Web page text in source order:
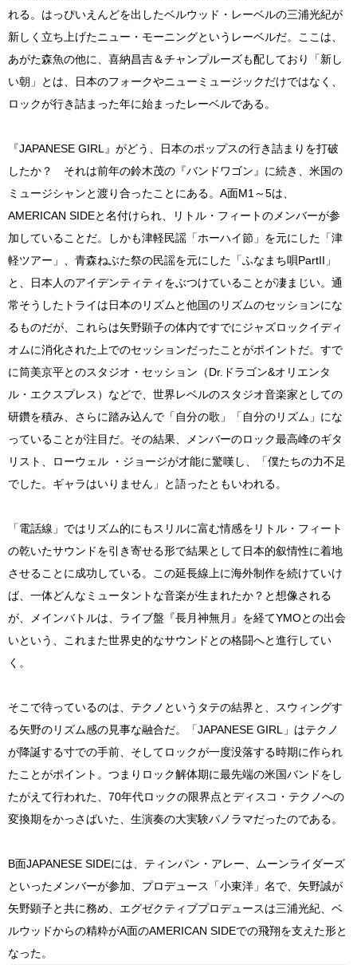
れる。はっぴいえんどを出したベルウッド・レーベルの三浦光紀が
新しく立ち上げたニュー・モーニングというレーベルだ。ここは、
あがた森魚の他に、喜納昌吉＆チャンプルーズも配しており「新し
い朝」とは、日本のフォークやニューミュージックだけではなく、
ロックが行き詰まった年に始まったレーベルである。
『JAPANESE GIRL』がどう、日本のポップスの行き詰まりを打破
したか？ それは前年の鈴木茂の『バンドワゴン』に続き、米国の
ミュージシャンと渡り合ったことにある。A面M1～5は、
AMERICAN SIDEと名付けられ、リトル・フィートのメンバーが参
加していることだ。しかも津軽民謡「ホーハイ節」を元にした「津
軽ツアー」、青森ねぶた祭の民謡を元にした「ふなまち唄PartII」
と、日本人のアイデンティティをぶつけていることが凄まじい。通
常そうしたトライは日本のリズムと他国のリズムのセッションにな
るものだが、これらは矢野顕子の体内ですでにジャズロックイディ
オムに消化された上でのセッションだったことがポイントだ。すで
に筒美京平とのスタジオ・セッション（Dr.ドラゴン&オリエンタ
ル・エクスプレス）などで、世界レベルのスタジオ音楽家としての
研鑽を積み、さらに踏み込んで「自分の歌」「自分のリズム」にな
っていることが注目だ。その結果、メンバーのロック最高峰のギタ
リスト、ローウェル ・ジョージが才能に驚嘆し、「僕たちの力不足
でした。ギャラはいりません」と語ったともいわれる。
「電話線」ではリズム的にもスリルに富む情感をリトル・フィート
の乾いたサウンドを引き寄せる形で結果として日本的叙情性に着地
させることに成功している。この延長線上に海外制作を続けていけ
ば、一体どんなミュータントな音楽が生まれたか？と想像される
が、メインバトルは、ライブ盤『長月神無月』を経てYMOとの出会
いという、これまた世界史的なサウンドとの格闘へと進行してい
く。
そこで待っているのは、テクノというタテの結界と、スウィングす
る矢野のリズム感の見事な融合だ。「JAPANESE GIRL」はテクノ
が降誕する寸での手前、そしてロックが一度没落する時期に作られ
たことがポイント。つまりロック解体期に最先端の米国バンドをし
たがえて行われた、70年代ロックの限界点とディスコ・テクノへの
変換期をかっさばいた、生演奏の大実験パノラマだったのである。
B面JAPANESE SIDEには、ティンパン・アレー、ムーンライダーズ
といったメンバーが参加、プロデュース「小東洋」名で、矢野誠が
矢野顕子と共に務め、エグゼクティブプロデュースは三浦光紀、ベ
ルウッドからの精粋がA面のAMERICAN SIDEでの飛翔を支えた形と
なった。